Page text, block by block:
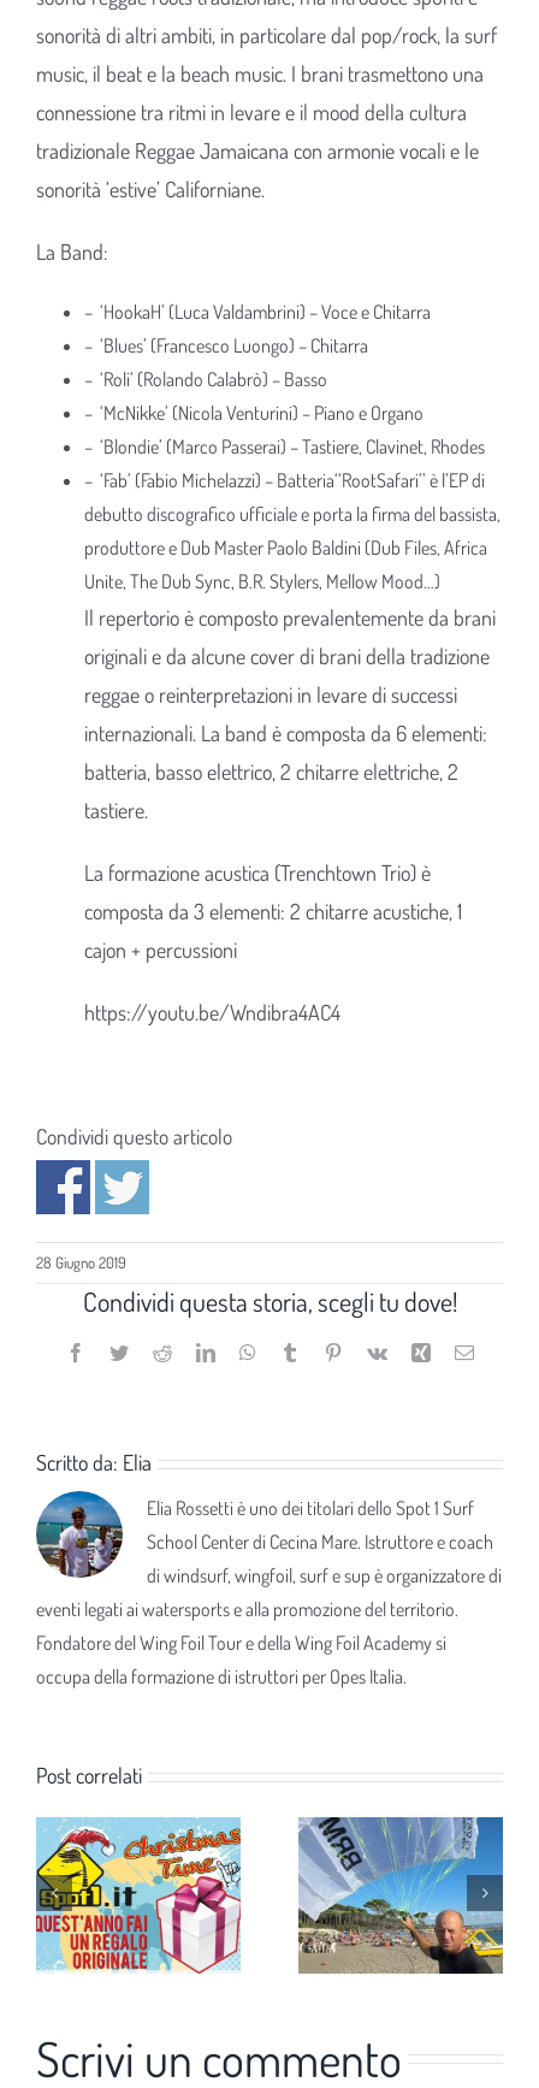
sonorità di altri ambiti, in particolare dal pop/rock, la surf
music, il beat e la beach music. I brani trasmettono una
connessione tra ritmi in levare e il mood della cultura
tradizionale Reggae Jamaicana con armonie vocali e le
sonorità ‘estive’ Californiane.
La Band:
– ‘HookaH’ (Luca Valdambrini) – Voce e Chitarra
– ‘Blues’ (Francesco Luongo) – Chitarra
– ‘Roli’ (Rolando Calabrò) – Basso
– ‘McNikke’ (Nicola Venturini) – Piano e Organo
– ‘Blondie’ (Marco Passerai) – Tastiere, Clavinet, Rhodes
– ‘Fab’ (Fabio Michelazzi) – Batteria‘‘RootSafari’’ è l’EP di
debutto discografico ufficiale e porta la firma del bassista,
produttore e Dub Master Paolo Baldini (Dub Files, Africa
Unite, The Dub Sync, B.R. Stylers, Mellow Mood…)
Il repertorio è composto prevalentemente da brani
originali e da alcune cover di brani della tradizione
reggae o reinterpretazioni in levare di successi
internazionali. La band è composta da 6 elementi:
batteria, basso elettrico, 2 chitarre elettriche, 2
tastiere.
La formazione acustica (Trenchtown Trio) è
composta da 3 elementi: 2 chitarre acustiche, 1
cajon + percussioni
https://youtu.be/Wndibra4AC4
Condividi questo articolo
28 Giugno 2019
Condividi questa storia, scegli tu dove!
Facebook
TwitterRedditLinkedInWhatsApp
TumblrPinterest
Vk Xing Email
Scritto da: Elia
Elia Rossetti è uno dei titolari dello Spot 1 Surf
School Center di Cecina Mare. Istruttore e coach
di windsurf, wingfoil, surf e sup è organizzatore di
eventi legati ai watersports e alla promozione del territorio.
Fondatore del Wing Foil Tour e della Wing Foil Academy si
occupa della formazione di istruttori per Opes Italia.
Post correlati
Scrivi un commento